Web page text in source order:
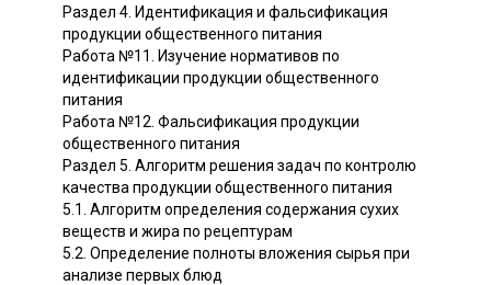
Раздел 4. Идентификация и фальсификация
продукции общественного питания
Работа №11. Изучение нормативов по
идентификации продукции общественного
питания
Работа №12. Фальсификация продукции
общественного питания
Раздел 5. Алгоритм решения задач по контролю
качества продукции общественного питания
5.1. Алгоритм определения содержания сухих
веществ и жира по рецептурам
5.2. Определение полноты вложения сырья при
анализе первых блюд